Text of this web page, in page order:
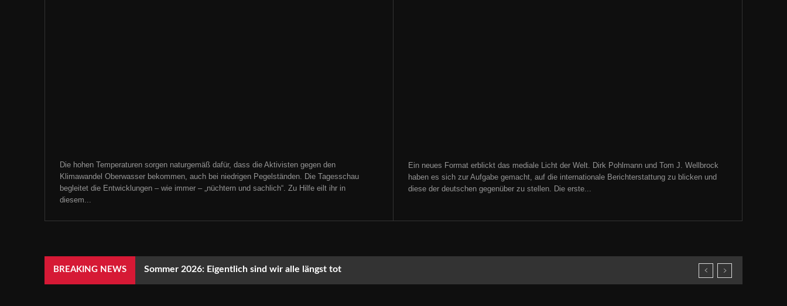
Die hohen Temperaturen sorgen naturgemäß dafür, dass die Aktivisten gegen den
Klimawandel Oberwasser bekommen, auch bei niedrigen Pegelständen. Die Tagesschau
begleitet die Entwicklungen – wie immer – „nüchtern und sachlich“. Zu Hilfe eilt ihr in
diesem...
Ein neues Format erblickt das mediale Licht der Welt. Dirk Pohlmann und Tom J. Wellbrock
haben es sich zur Aufgabe gemacht, auf die internationale Berichterstattung zu blicken und
diese der deutschen gegenüber zu stellen. Die erste...
BREAKING NEWS Sommer 2026: Eigentlich sind wir alle längst tot